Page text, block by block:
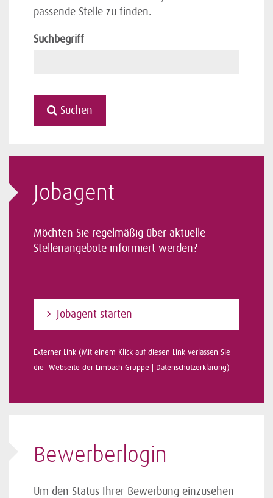
passende Stelle zu finden.
Suchbegriff
Suchen
Jobagent
Möchten Sie regelmäßig über aktuelle
Stellenangebote informiert werden?
Jobagent starten
Externer Link (Mit einem Klick auf diesen Link verlassen Sie
die Webseite der Limbach Gruppe | Datenschutzerklärung)
Bewerberlogin
Um den Status Ihrer Bewerbung einzusehen